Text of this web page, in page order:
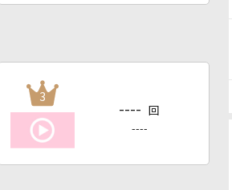
3
---- 回
----